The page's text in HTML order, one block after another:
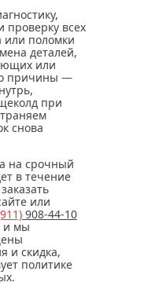
проверку всех
или поломки
деталей,
или
причины —
при
снова
на срочный
в течение
или
908-44-10
и мы
и скидка,
политике